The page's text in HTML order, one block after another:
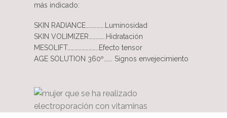
más indicado:
SKIN RADIANCE…………….Luminosidad
SKIN VOLIMIZER…………..Hidratación
MESOLIFT……………………..Efecto tensor
AGE SOLUTION 360º……. Signos envejecimiento